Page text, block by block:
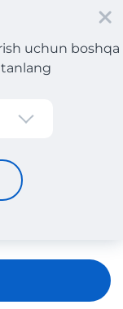
uchun boshqa